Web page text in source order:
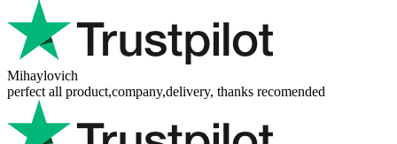
Mihaylovich
perfect all product,company,delivery, thanks recomended